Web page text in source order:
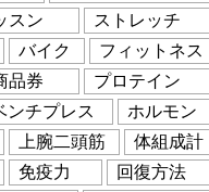
スン
ストレッチ
バイク
フィットネス
品券
プロテイン
ンチプレス
ホルモン
上腕二頭筋
体組成計
免疫力
回復方法